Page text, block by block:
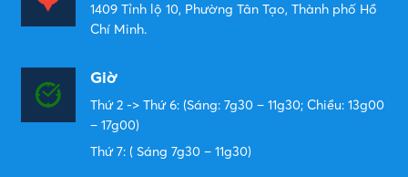
1409 Tỉnh lộ 10, Phường Tân Tạo, Thành phố Hồ
Chí Minh.
Giờ
Thứ 2 -> Thứ 6: (Sáng: 7g30 – 11g30; Chiều: 13g00
– 17g00)
Thứ 7: ( Sáng 7g30 – 11g30)